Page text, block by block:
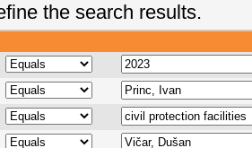
the search results.